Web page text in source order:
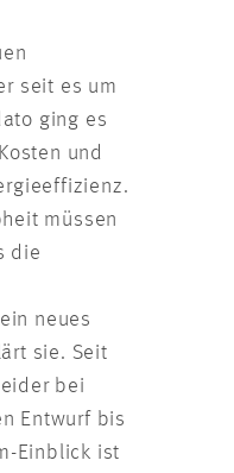
seit es um
ging es
und
müssen
die
neues
sie. Seit
bei
Entwurf bis
Einblick ist